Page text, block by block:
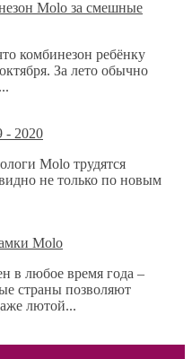
Molo за смешные
комбинезон ребёнку
За лето обычно
- 2020
Molo трудятся
не только по новым
Molo
в любое время года –
страны позволяют
лютой...